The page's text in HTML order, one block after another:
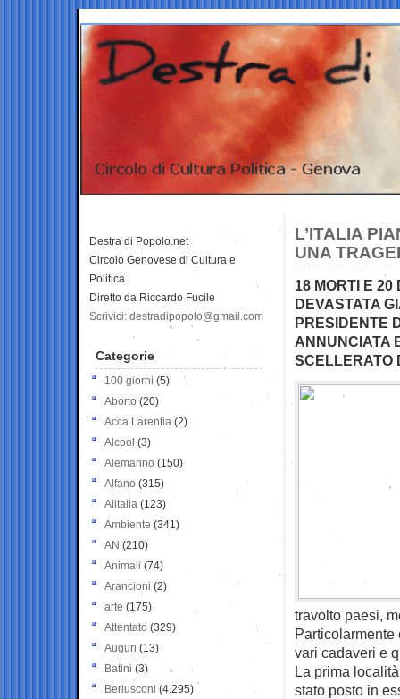
L’ITALIA
UNA
18 MORTI E
DEVASTATA
PRESIDENTE
ANNUNCIATA
SCELLERATO
travolto paesi,
vari cadaveri e
La prima
stato posto in
Destra di Popolo.net
Circolo Genovese di Cultura e
Politica
Diretto da Riccardo Fucile
Scrivici: destradipopolo@gmail.com
Categorie
100 giorni (5)
Aborto (20)
Acca Larentia (2)
Alcool (3)
Alemanno (150)
Alfano (315)
Alitalia (123)
Ambiente (341)
AN (210)
Animali (74)
Arancioni (2)
arte (175)
Attentato (329)
Auguri (13)
Batini (3)
Berlusconi (4.295)